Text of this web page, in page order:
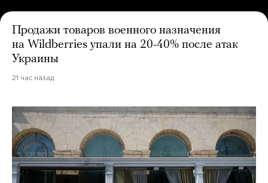
Продажи товаров военного назначения
на Wildberries упали на 20-40% после атак
Украины
21 час назад